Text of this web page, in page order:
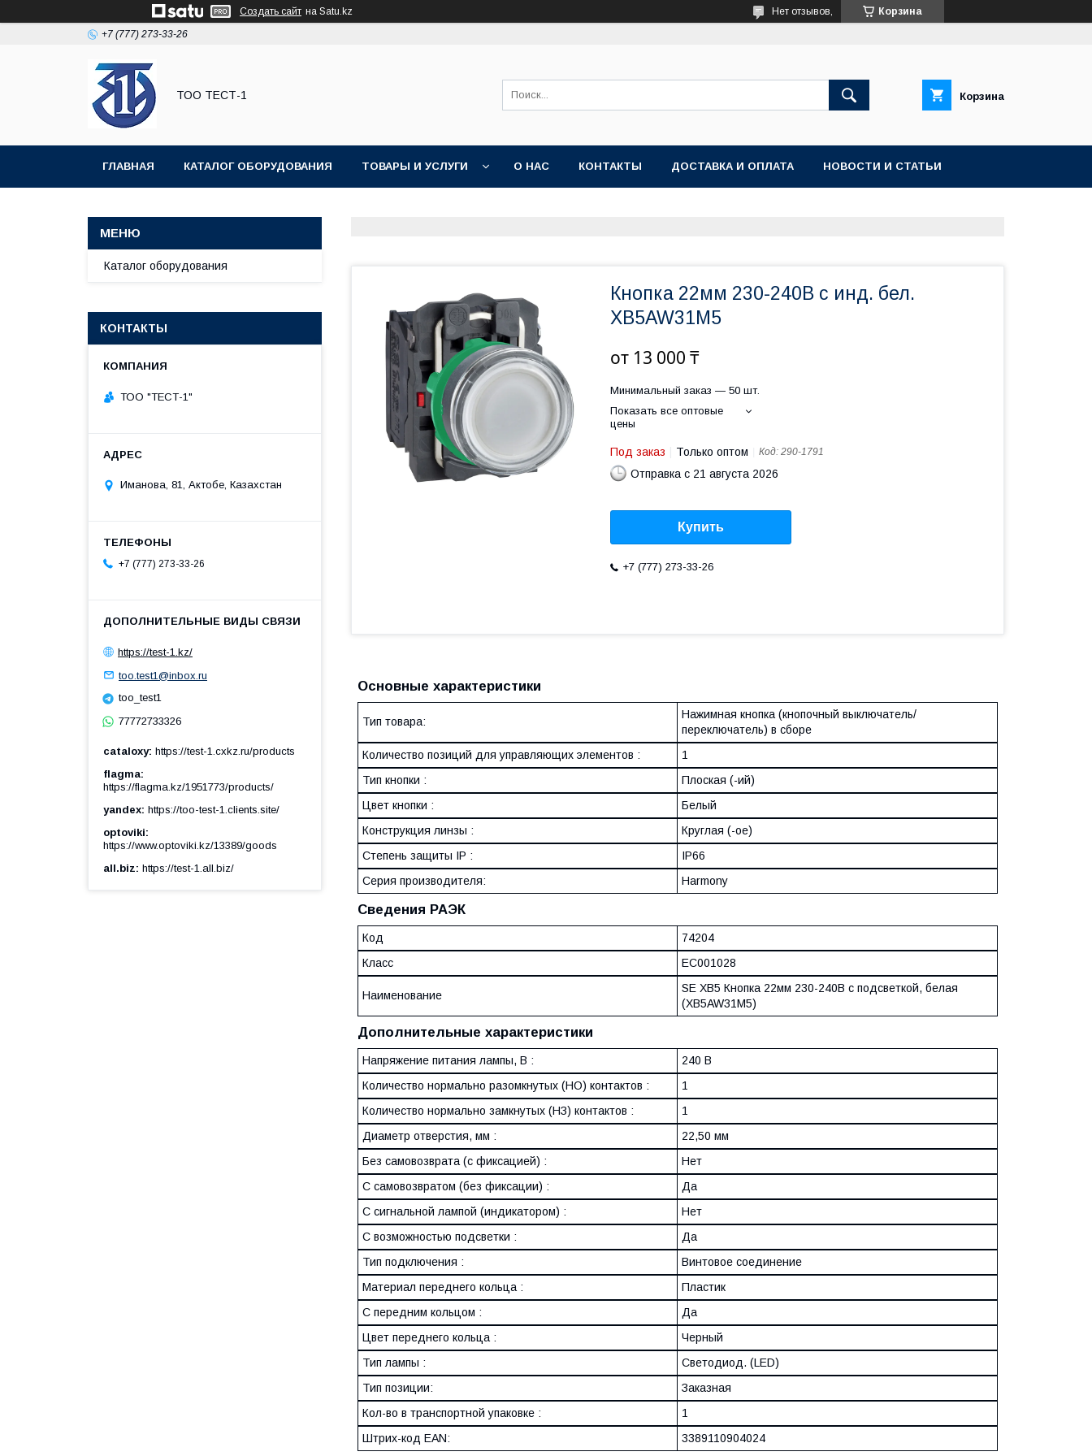
Создать сайт на Satu.kz Корзина
Нет отзывов,
+7 (777) 273-33-26
ТОО ТЕСТ-1 Корзина
ГЛАВНАЯ КАТАЛОГ ОБОРУДОВАНИЯ ТОВАРЫ И УСЛУГИ О НАС КОНТАКТЫ ДОСТАВКА И ОПЛАТА НОВОСТИ И СТАТЬИ
Кнопка 22мм 230-240В с инд. бел.
XB5AW31M5
от 13 000 ₸
Минимальный заказ — 50 шт.
Показать все оптовые
цены
Под заказ Только оптом Код: 290-1791
Отправка с 21 августа 2026
Купить
+7 (777) 273-33-26
Основные характеристики
Тип товара:
Нажимная кнопка (кнопочный выключатель/
переключатель) в сборе
Количество позиций для управляющих элементов :
1
Тип кнопки :
Плоская (-ий)
Цвет кнопки :
Белый
Конструкция линзы :
Круглая (-ое)
Степень защиты IP :
IP66
Серия производителя:
Harmony
Сведения РАЭК
Код
74204
Класс
EC001028
Наименование
SE XB5 Кнопка 22мм 230-240В с подсветкой, белая
(XB5AW31M5)
Дополнительные характеристики
Напряжение питания лампы, В :
240 В
Количество нормально разомкнутых (НО) контактов :
1
Количество нормально замкнутых (НЗ) контактов :
1
Диаметр отверстия, мм :
22,50 мм
Без самовозврата (с фиксацией) :
Нет
С самовозвратом (без фиксации) :
Да
С сигнальной лампой (индикатором) :
Нет
С возможностью подсветки :
Да
Тип подключения :
Винтовое соединение
Материал переднего кольца :
Пластик
С передним кольцом :
Да
Цвет переднего кольца :
Черный
Тип лампы :
Светодиод. (LED)
Тип позиции:
Заказная
Кол-во в транспортной упаковке :
1
Штрих-код EAN:
3389110904024
Каталог оборудования
КОНТАКТЫ
ТОО "ТЕСТ-1"
Иманова, 81, Актобе, Казахстан
+7 (777) 273-33-26
https://test-1.kz/
too.test1@inbox.ru
too_test1
77772733326
cataloxy https://test-1.cxkz.ru/products
flagma
https://flagma.kz/1951773/products/
yandex https://too-test-1.clients.site/
optoviki
https://www.optoviki.kz/13389/goods
all.biz https://test-1.all.biz/